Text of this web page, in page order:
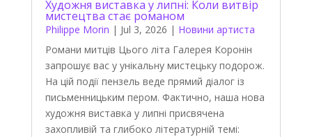
Художня виставка у липні: Коли витвір
мистецтва стає романом
Philippe Morin | Jul 3, 2026 | Новини артиста
Романи митців Цього літа Галерея Коронін
запрошує вас у унікальну мистецьку подорож.
На цій події пензель веде прямий діалог із
письменницьким пером. Фактично, наша нова
художня виставка у липні присвячена
захопливій та глибоко літературній темі: